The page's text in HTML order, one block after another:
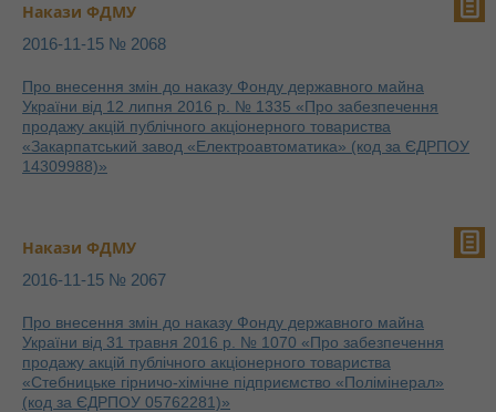
Накази ФДМУ
2016-11-15 № 2068
Про внесення змін до наказу Фонду державного майна
України від 12 липня 2016 р. № 1335 «Про забезпечення
продажу акцій публічного акціонерного товариства
«Закарпатський завод «Електроавтоматика» (код за ЄДРПОУ
14309988)»
Накази ФДМУ
2016-11-15 № 2067
Про внесення змін до наказу Фонду державного майна
України від 31 травня 2016 р. № 1070 «Про забезпечення
продажу акцій публічного акціонерного товариства
«Стебницьке гірничо-хімічне підприємство «Полімінерал»
(код за ЄДРПОУ 05762281)»